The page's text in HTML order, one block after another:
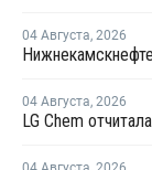
04 Августа, 2026
04 Августа, 2026